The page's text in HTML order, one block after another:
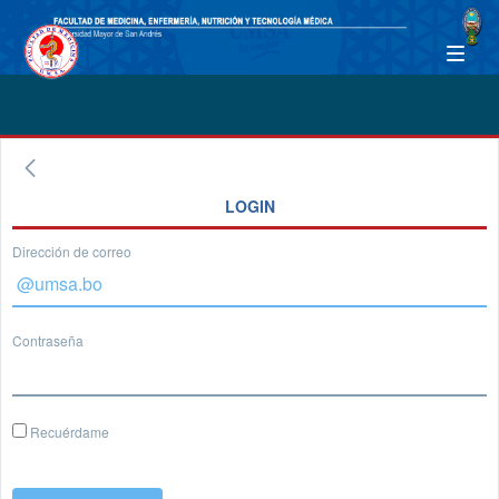
LOGIN
Dirección de correo
Contraseña
Recuérdame